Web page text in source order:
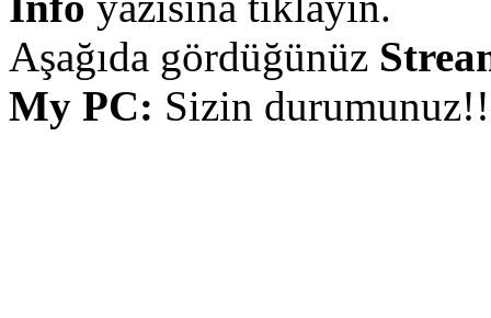
Aşağıda gördüğünüz
My PC: Sizin durumunuz!!